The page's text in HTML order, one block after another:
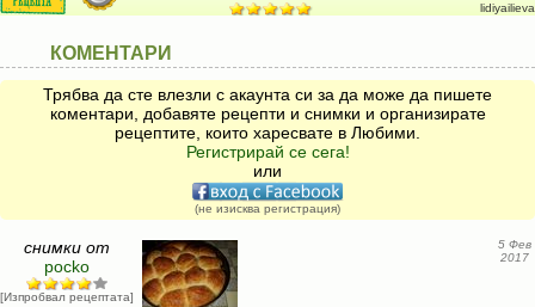
lidiyailieva
КОМЕНТАРИ
Трябва да сте влезли с акаунта си за да може да пишете
коментари, добавяте рецепти и снимки и организирате
рецептите, които харесвате в Любими.
Регистрирай се сега!
или
(не изисква регистрация)
снимки от
pocko
[Изпробвал рецептата]
5 Фев
2017